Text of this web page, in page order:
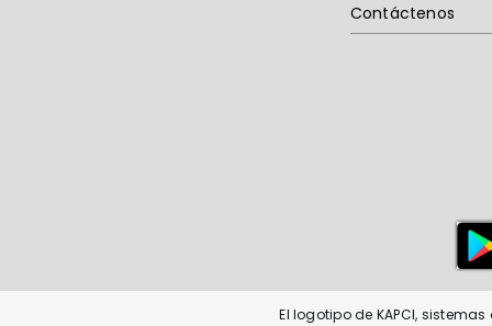
Contáctenos
El logotipo de KAPCI,